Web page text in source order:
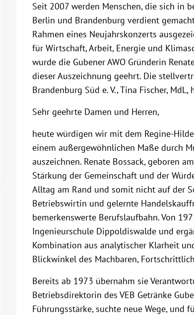
Seit 2007 werden Menschen, die sich in
Berlin und Brandenburg verdient
Rahmen eines Neujahrskonzerts
für Wirtschaft, Arbeit, Energie und
wurde die Gubener AWO Gründerin
dieser Auszeichnung geehrt. Die
Brandenburg Süd e. V., Tina Fischer,
Sehr geehrte Damen und Herren,
heute würdigen wir mit dem Regine-
einem außergewöhnlichen Maße durch
auszeichnen. Renate Bossack, geboren
Stärkung der Gemeinschaft und der
Alltag am Rand und somit nicht auf der
Betriebswirtin und gelernte
bemerkenswerte Berufslaufbahn. Von
Ingenieurschule Dippoldiswalde und
Kombination aus analytischer Klarheit
Blickwinkel des Machbaren,
Bereits ab 1973 übernahm sie
Betriebsdirektorin des VEB Getränke
Führungsstärke, suchte neue Wege, und